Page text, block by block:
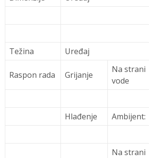
Težina
Uređaj
Raspon rada Grijanje
Na strani
vode
Hlađenje
Ambijent:
Na strani